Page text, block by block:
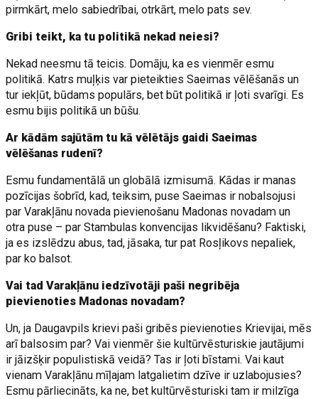
pirmkārt, melo sabiedrībai, otrkārt, melo pats sev.
Gribi teikt, ka tu politikā nekad neiesi?
Nekad neesmu tā teicis. Domāju, ka es vienmēr esmu
politikā. Katrs muļķis var pieteikties Saeimas vēlēšanās un
tur iekļūt, būdams populārs, bet būt politikā ir ļoti svarīgi. Es
esmu bijis politikā un būšu.
Ar kādām sajūtām tu kā vēlētājs gaidi Saeimas
vēlēšanas rudenī?
Esmu fundamentālā un globālā izmisumā. Kādas ir manas
pozīcijas šobrīd, kad, teiksim, puse Saeimas ir nobalsojusi
par Varakļānu novada pievienošanu Madonas novadam un
otra puse – par Stambulas konvencijas likvidēšanu? Faktiski,
ja es izslēdzu abus, tad, jāsaka, tur pat Rosļikovs nepaliek,
par ko balsot.
Vai tad Varakļānu iedzīvotāji paši negribēja
pievienoties Madonas novadam?
Un, ja Daugavpils krievi paši gribēs pievienoties Krievijai, mēs
arī balsosim par? Vai vienmēr šie kultūrvēsturiskie jautājumi
ir jāizšķir populistiskā veidā? Tas ir ļoti bīstami. Vai kaut
vienam Varakļānu mīļajam latgalietim dzīve ir uzlabojusies?
Esmu pārliecināts, ka ne, bet kultūrvēsturiski tam ir milzīga